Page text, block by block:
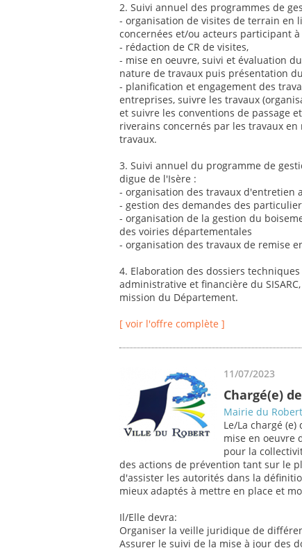
2. Suivi annuel des programmes de
- organisation de visites de terrain en
concernées et/ou acteurs participant
- rédaction de CR de visites,
- mise en oeuvre, suivi et évaluation
nature de travaux puis présentation
- planification et engagement des
entreprises, suivre les travaux
et suivre les conventions de passage
riverains concernés par les travaux
travaux.
3. Suivi annuel du programme de
digue de l'Isère :
- organisation des travaux d'entretien
- gestion des demandes des
- organisation de la gestion du
des voiries départementales
- organisation des travaux de remise
4. Elaboration des dossiers
administrative et financière du
mission du Département.
[ voir l'offre complète ]
11/07/2023
Chargé(e)
Mairie du Robert
Le/La chargé
mise en oeuvre
pour la
des actions de prévention tant sur le
d'assister les autorités dans la
mieux adaptés à mettre en place et
Il/Elle devra:
Organiser la veille juridique de
Assurer le suivi de la mise à jour des